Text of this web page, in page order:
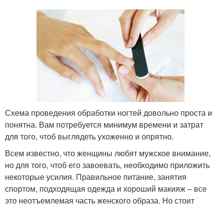
Схема проведения обработки ногтей довольно проста и
понятна. Вам потребуется минимум времени и затрат
для того, чтоб выглядеть ухоженно и опрятно.
Всем известно, что женщины любят мужское внимание,
но для того, чтоб его завоевать, необходимо приложить
некоторые усилия. Правильное питание, занятия
спортом, подходящая одежда и хороший макияж – все
это неотъемлемая часть женского образа. Но стоит